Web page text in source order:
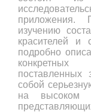
приложения.
изучению
красителей и
подробно
поставленных
собой
на высоком